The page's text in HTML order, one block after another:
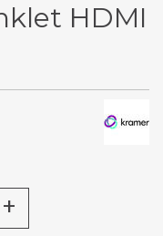
HDMI
+